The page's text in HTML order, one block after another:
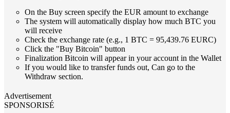
On the Buy screen specify the EUR amount to exchange
The system will automatically display how much BTC you
will receive
Check the exchange rate (e.g., 1 BTC = 95,439.76 EURC)
Click the "Buy Bitcoin" button
Finalization Bitcoin will appear in your account in the Wallet
If you would like to transfer funds out, Can go to the
Withdraw section.
Advertisement
SPONSORISÉ